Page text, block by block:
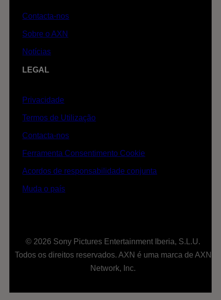
Contacta-nos
Sobre o AXN
Notícias
LEGAL
Privacidade
Termos de Utilização
Contacta-nos
Ferramenta Consentimento Cookie
Acordos de responsabilidade conjunta
Muda o país
© 2026 Sony Pictures Entertainment Iberia, S.L.U.
Todos os direitos reservados. AXN é uma marca de AXN
Network, Inc.